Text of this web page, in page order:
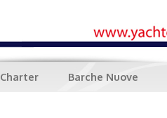
Charter Barche Nuove